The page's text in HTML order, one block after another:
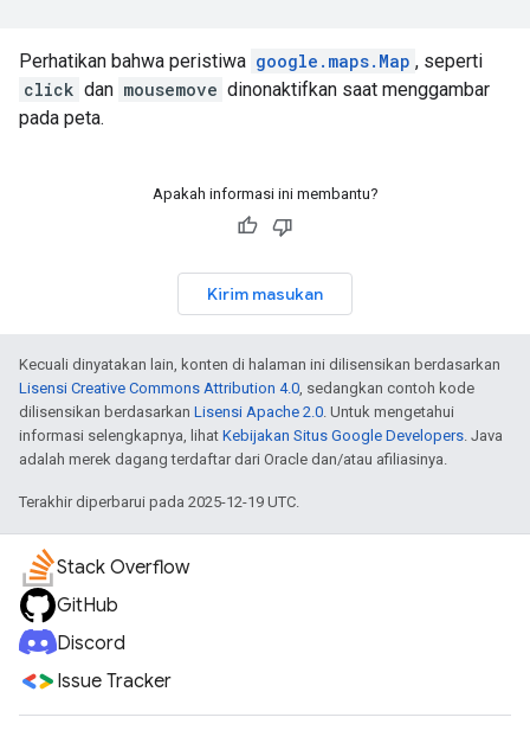
Perhatikan bahwa peristiwa google.maps.Map , seperti
click dan mousemove dinonaktifkan saat menggambar
pada peta.
Apakah informasi ini membantu?
Kirim masukan
Kecuali dinyatakan lain, konten di halaman ini dilisensikan berdasarkan
Lisensi Creative Commons Attribution 4.0, sedangkan contoh kode
dilisensikan berdasarkan Lisensi Apache 2.0. Untuk mengetahui
informasi selengkapnya, lihat Kebijakan Situs Google Developers. Java
adalah merek dagang terdaftar dari Oracle dan/atau afiliasinya.
Terakhir diperbarui pada 2025-12-19 UTC.
Stack Overflow
GitHub
Discord
Issue Tracker